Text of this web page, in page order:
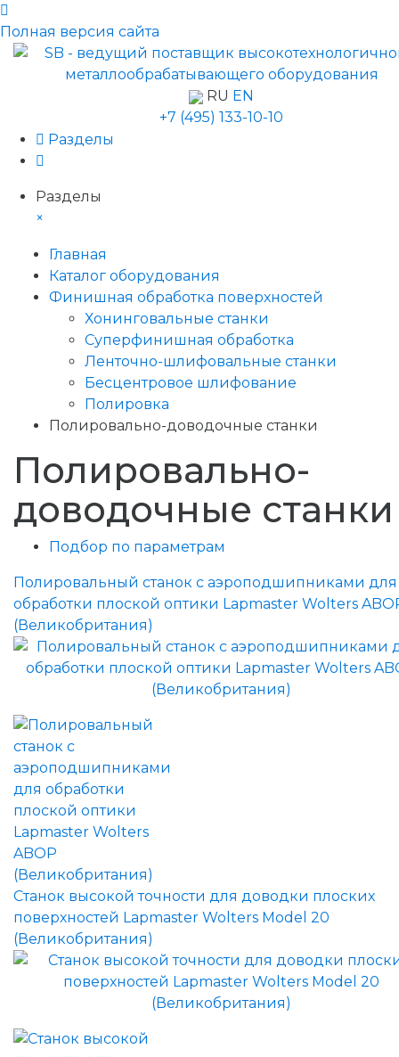
Полная версия сайта
RU EN
+7 (495) 133-10-10
Разделы
Разделы
×
Главная
Каталог оборудования
Финишная обработка поверхностей
Хонинговальные станки
Суперфинишная обработка
Ленточно-шлифовальные станки
Бесцентровое шлифование
Полировка
Полировально-доводочные станки
Полировально-
доводочные станки
Подбор по параметрам
Полировальный станок с аэроподшипниками для
обработки плоской оптики Lapmaster Wolters
(Великобритания)
Станок высокой точности для доводки плоских
поверхностей Lapmaster Wolters Model 20
(Великобритания)